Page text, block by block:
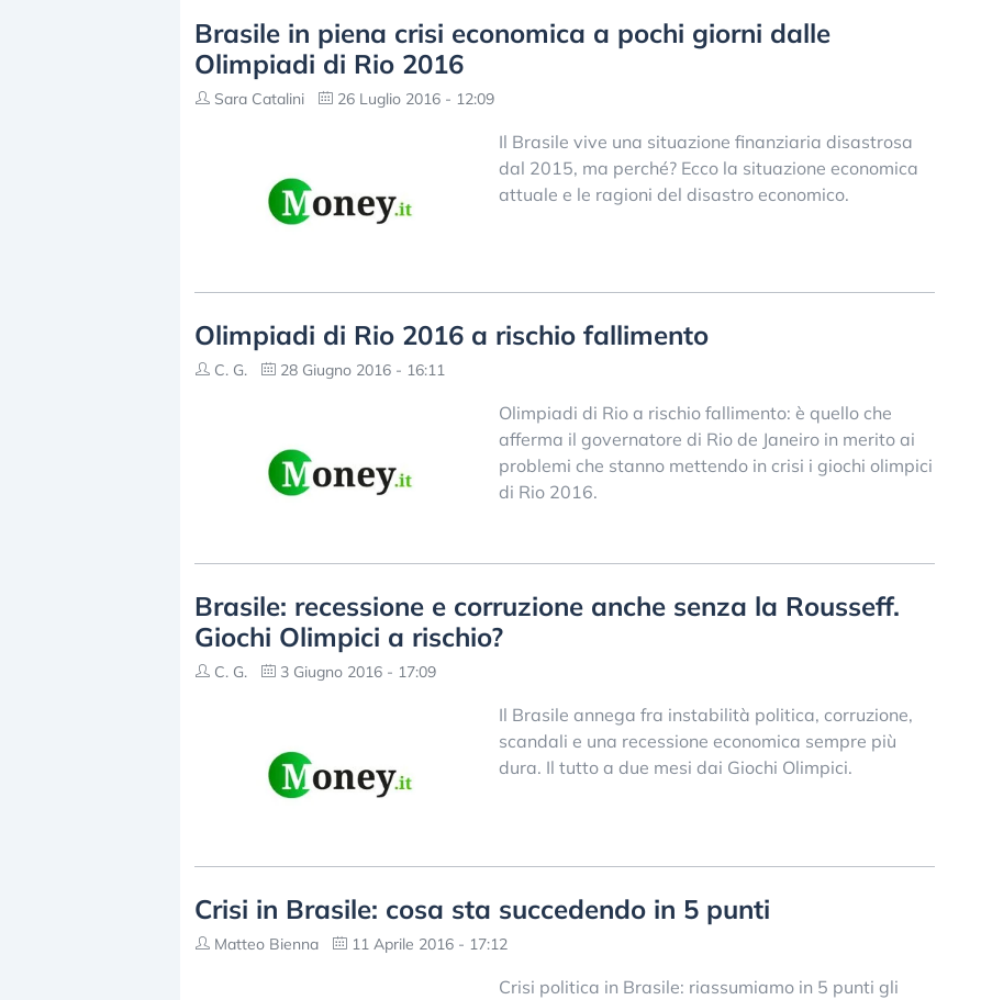
Brasile in piena crisi economica a pochi giorni dalle
Olimpiadi di Rio 2016
Sara Catalini 26 Luglio 2016 - 12:09
Il Brasile vive una situazione finanziaria disastrosa
dal 2015, ma perché? Ecco la situazione economica
attuale e le ragioni del disastro economico.
Olimpiadi di Rio 2016 a rischio fallimento
C. G. 28 Giugno 2016 - 16:11
Olimpiadi di Rio a rischio fallimento: è quello che
afferma il governatore di Rio de Janeiro in merito ai
problemi che stanno mettendo in crisi i giochi olimpici
di Rio 2016.
Brasile: recessione e corruzione anche senza la Rousseff.
Giochi Olimpici a rischio?
C. G. 3 Giugno 2016 - 17:09
Il Brasile annega fra instabilità politica, corruzione,
scandali e una recessione economica sempre più
dura. Il tutto a due mesi dai Giochi Olimpici.
Crisi in Brasile: cosa sta succedendo in 5 punti
Matteo Bienna 11 Aprile 2016 - 17:12
Crisi politica in Brasile: riassumiamo in 5 punti gli